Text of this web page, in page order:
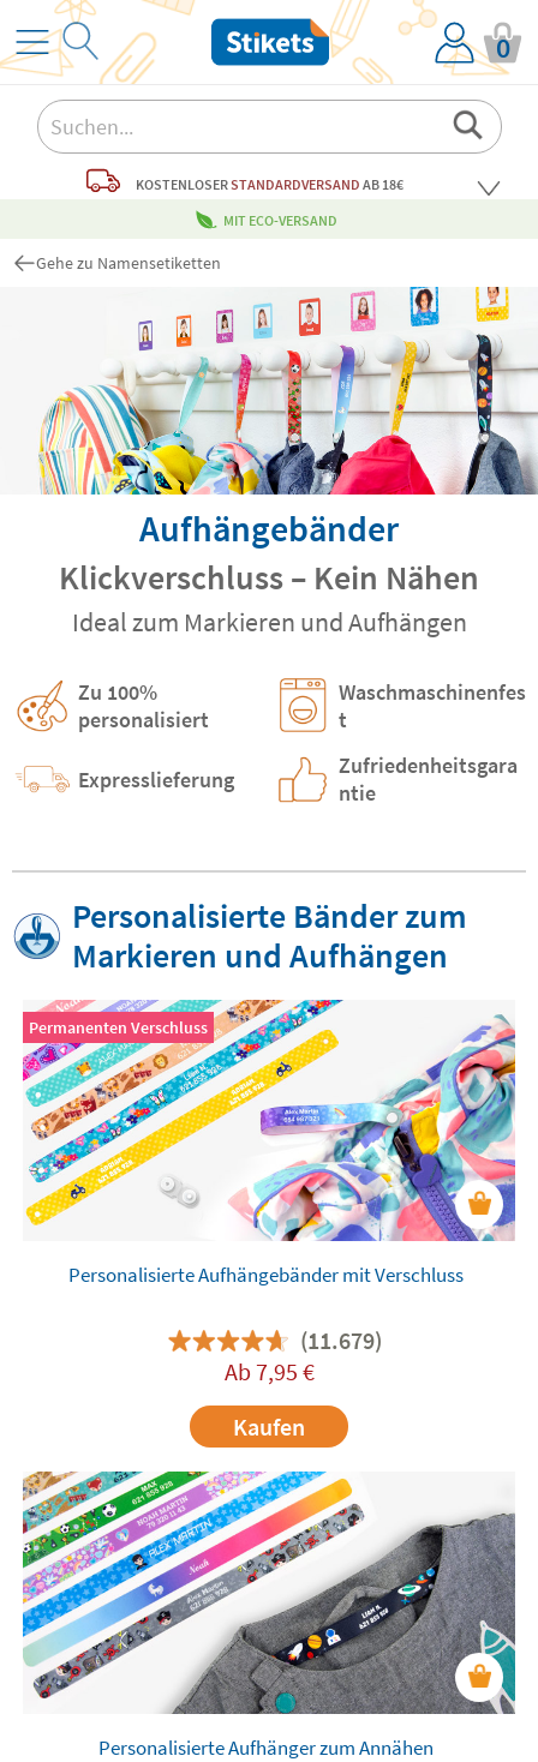
0
KOSTENLOSERSTANDARDVERSAND AB 18€
MIT ECO-VERSAND
Gehe zu Namensetiketten
Aufhängebänder
Klickverschluss – Kein Nähen
Ideal zum Markieren und Aufhängen
Zu 100%
personalisiert
Waschmaschinenfes
t
Expresslieferung
Zufriedenheitsgara
ntie
Personalisierte Bänder zum
Markieren und Aufhängen
Permanenten Verschluss
Personalisierte Aufhängebänder mit Verschluss
(11.679)
Ab 7,95 €
Kaufen
Personalisierte Aufhänger zum Annähen